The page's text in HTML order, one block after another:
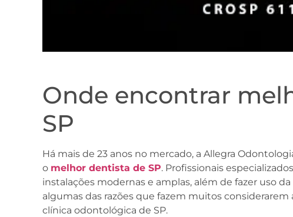
Onde encontrar
SP
Há mais de 23 anos no mercado, a Allegra
o melhor dentista de SP. Profissionais
instalações modernas e amplas, além de fazer uso
algumas das razões que fazem muitos
clínica odontológica de SP.